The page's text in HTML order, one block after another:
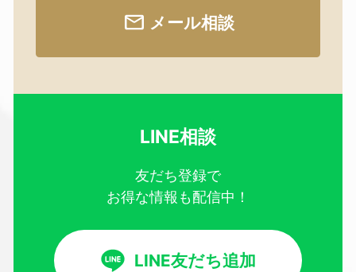
メール相談
LINE相談
友だち登録で
お得な情報も配信中！
LINE友だち追加